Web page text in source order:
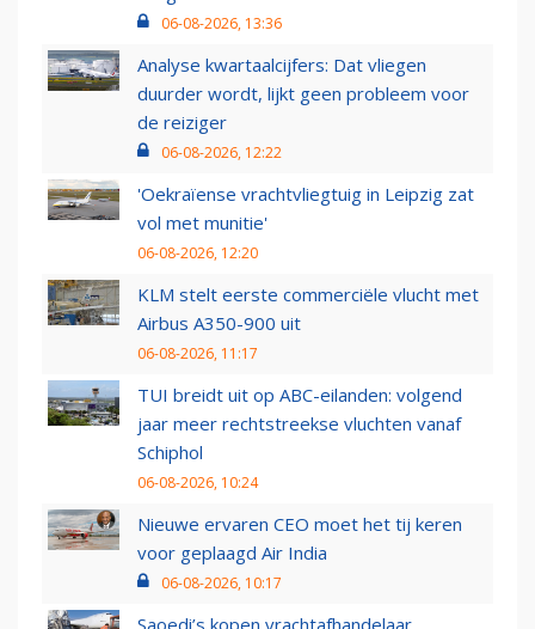
06-08-2026, 13:36
Analyse kwartaalcijfers: Dat vliegen
duurder wordt, lijkt geen probleem voor
de reiziger
06-08-2026, 12:22
'Oekraïense vrachtvliegtuig in Leipzig zat
vol met munitie'
06-08-2026, 12:20
KLM stelt eerste commerciële vlucht met
Airbus A350-900 uit
06-08-2026, 11:17
TUI breidt uit op ABC-eilanden: volgend
jaar meer rechtstreekse vluchten vanaf
Schiphol
06-08-2026, 10:24
Nieuwe ervaren CEO moet het tij keren
voor geplaagd Air India
06-08-2026, 10:17